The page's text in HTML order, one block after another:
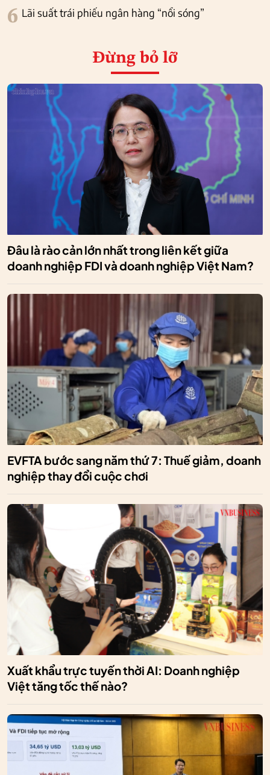
6 Lãi suất trái phiếu ngân hàng “nổi sóng”
Đừng bỏ lỡ
Đâu là rào cản lớn nhất trong liên kết giữa
doanh nghiệp FDI và doanh nghiệp Việt Nam?
EVFTA bước sang năm thứ 7: Thuế giảm, doanh
nghiệp thay đổi cuộc chơi
Xuất khẩu trực tuyến thời AI: Doanh nghiệp
Việt tăng tốc thế nào?